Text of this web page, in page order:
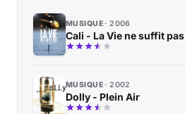
MUSIQUE 2006
Cali - La Vie ne suffit pas
MUSIQUE 2002
Dolly - Plein Air